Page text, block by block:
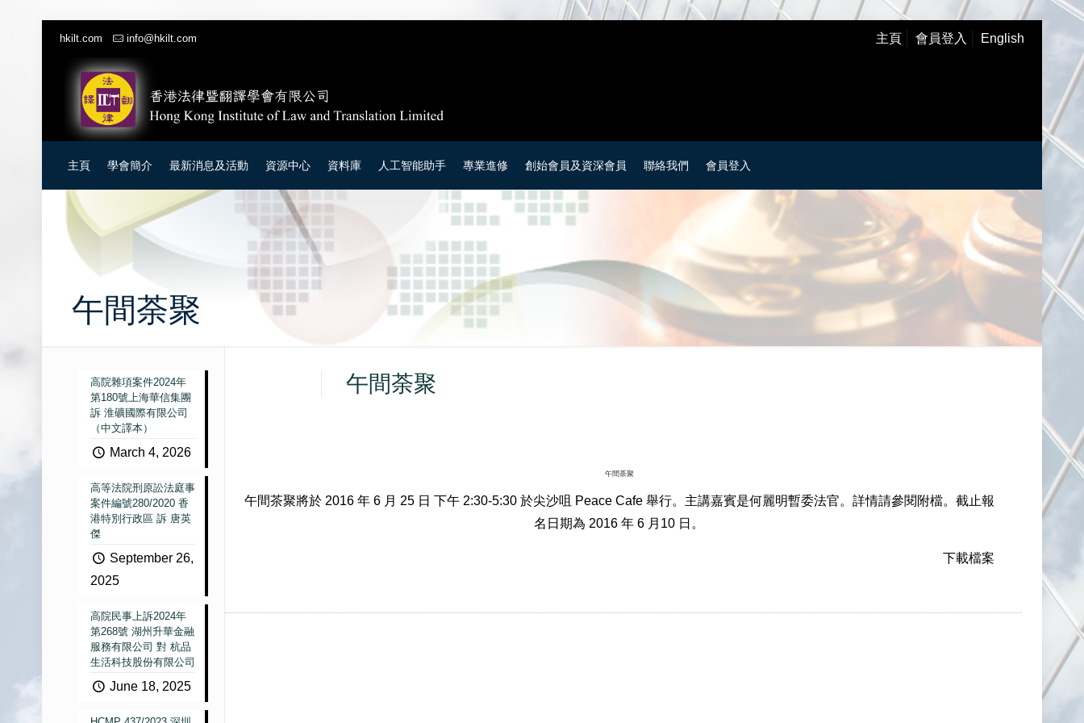
hkilt.com info@hkilt.com 主頁 會員登入 English
主頁 學會簡介 最新消息及活動 資源中心 資料庫 人工智能助手 專業進修 創始會員及資深會員 聯絡我們 會員登入
午間荼聚
午間荼聚
午間荼聚
午間茶聚將於2016 年6 月 25 日 下午 2:30-5:30 於尖沙咀 Peace Cafe 舉行。主講嘉賓是何麗明暫委法官。詳情請參閱附檔。截止報
名日期為 2016年 6 月 10 日。
下載檔案
高院雜項案件2024年
第180號上海華信集團
訴 淮礦國際有限公司
（中文譯本）
March 4, 2026
高等法院刑原訟法庭事
案件編號280/2020 香
港特別行政區 訴 唐英
傑
September 26,
2025
高院民事上訴2024年
第268號 湖州升華金融
服務有限公司 對 杭品
生活科技股份有限公司
June 18, 2025